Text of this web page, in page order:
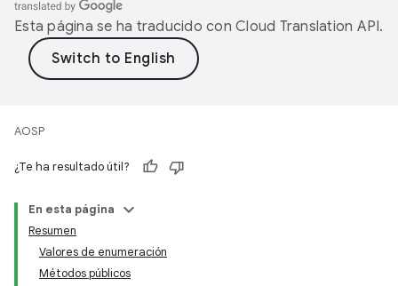
Esta página se ha traducido con Cloud Translation API.
AOSP
¿Te ha resultado útil?
En esta página
Resumen
Valores de enumeración
Métodos públicos